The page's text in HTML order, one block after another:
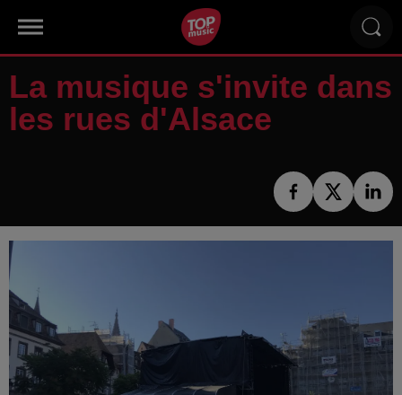
La musique s'invite dans
les rues d'Alsace